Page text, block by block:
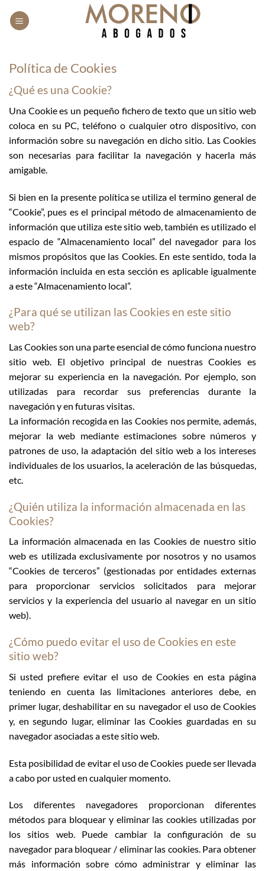
Política de Cookies
¿Qué es una Cookie?
Una Cookie es un pequeño fichero de texto que un sitio web
coloca en su PC, teléfono o cualquier otro dispositivo, con
información sobre su navegación en dicho sitio. Las Cookies
son necesarias para facilitar la navegación y hacerla más
amigable.
Si bien en la presente política se utiliza el termino general de
“Cookie”, pues es el principal método de almacenamiento de
información que utiliza este sitio web, también es utilizado el
espacio de “Almacenamiento local” del navegador para los
mismos propósitos que las Cookies. En este sentido, toda la
información incluida en esta sección es aplicable igualmente
a este “Almacenamiento local”.
¿Para qué se utilizan las Cookies en este sitio
web?
Las Cookies son una parte esencial de cómo funciona nuestro
sitio web. El objetivo principal de nuestras Cookies es
mejorar su experiencia en la navegación. Por ejemplo, son
utilizadas para recordar sus preferencias durante la
navegación y en futuras visitas.
La información recogida en las Cookies nos permite, además,
mejorar la web mediante estimaciones sobre números y
patrones de uso, la adaptación del sitio web a los intereses
individuales de los usuarios, la aceleración de las búsquedas,
etc.
¿Quién utiliza la información almacenada en las
Cookies?
La información almacenada en las Cookies de nuestro sitio
web es utilizada exclusivamente por nosotros y no usamos
“Cookies de terceros” (gestionadas por entidades externas
para proporcionar servicios solicitados para mejorar
servicios y la experiencia del usuario al navegar en un sitio
web).
¿Cómo puedo evitar el uso de Cookies en este
sitio web?
Si usted prefiere evitar el uso de Cookies en esta página
teniendo en cuenta las limitaciones anteriores debe, en
primer lugar, deshabilitar en su navegador el uso de Cookies
y, en segundo lugar, eliminar las Cookies guardadas en su
navegador asociadas a este sitio web.
Esta posibilidad de evitar el uso de Cookies puede ser llevada
a cabo por usted en cualquier momento.
Los diferentes navegadores proporcionan diferentes
métodos para bloquear y eliminar las cookies utilizadas por
los sitios web. Puede cambiar la configuración de su
navegador para bloquear / eliminar las cookies. Para obtener
más información sobre cómo administrar y eliminar las